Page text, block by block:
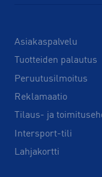
Asiakaspalvelu
Tuotteiden palautus
Peruutusilmoitus
Reklamaatio
Tilaus- ja
Intersport-tili
Lahjakortti